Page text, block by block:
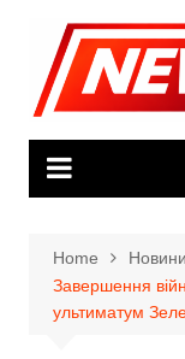
content
Home Новини
Завершення
ультиматум